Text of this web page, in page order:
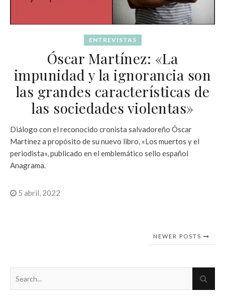
ENTREVISTAS
Óscar Martínez: «La
impunidad y la ignorancia son
las grandes características de
las sociedades violentas»
Diálogo con el reconocido cronista salvadoreño Óscar
Martínez a propósito de su nuevo libro, «Los muertos y el
periodista», publicado en el emblemático sello español
Anagrama.
5 abril, 2022
NEWER POSTS